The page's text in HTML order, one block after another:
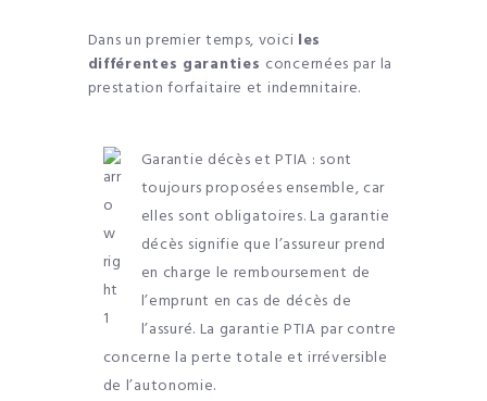
Dans un premier temps, voici les
différentes garanties concernées par la
prestation forfaitaire et indemnitaire.
Garantie décès et PTIA : sont
toujours proposées ensemble, car
elles sont obligatoires. La garantie
décès signifie que l’assureur prend
en charge le remboursement de
l’emprunt en cas de décès de
l’assuré. La garantie PTIA par contre
concerne la perte totale et irréversible
de l’autonomie.